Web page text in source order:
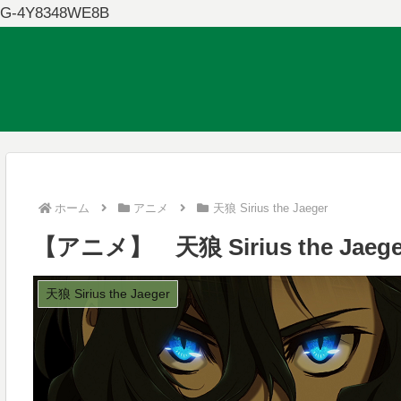
G-4Y8348WE8B
ホーム アニメ 天狼 Sirius the Jaeger
【アニメ】 天狼 Sirius the
天狼 Sirius the Jaeger